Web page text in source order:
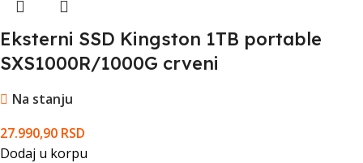
Eksterni SSD Kingston 1TB portable
SXS1000R/1000G crveni
Na stanju
27.990,90 RSD
Dodaj u korpu